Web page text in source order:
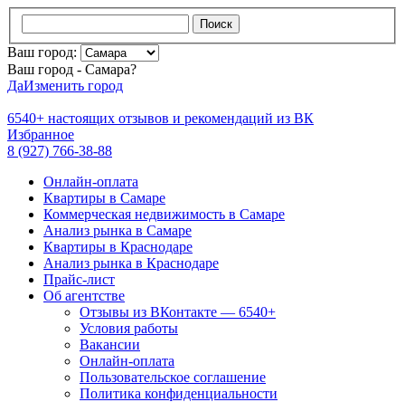
Поиск
Ваш город:
Ваш город - Самара?
ДаИзменить город
6540+ настоящих отзывов и рекомендаций из ВК
Избранное
8 (927) 766-38-88
Онлайн-оплата
Квартиры в Самаре
Коммерческая недвижимость в Самаре
Анализ рынка в Самаре
Квартиры в Краснодаре
Анализ рынка в Краснодаре
Прайс-лист
Об агентстве
Отзывы из ВКонтакте — 6540+
Условия работы
Вакансии
Онлайн-оплата
Пользовательское соглашение
Политика конфиденциальности